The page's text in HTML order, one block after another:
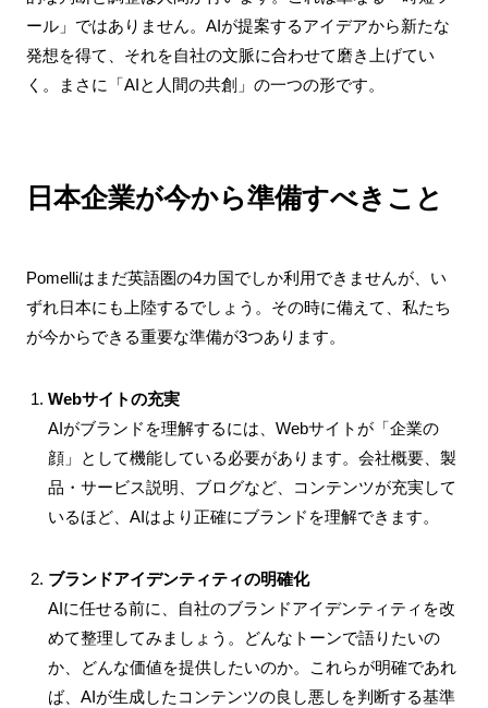
ール」ではありません。AIが提案するアイデアから新たな
発想を得て、それを自社の文脈に合わせて磨き上げてい
く。まさに「AIと人間の共創」の一つの形です。
日本企業が今から準備すべきこと
Pomelliはまだ英語圏の4カ国でしか利用できませんが、い
ずれ日本にも上陸するでしょう。その時に備えて、私たち
が今からできる重要な準備が3つあります。
Webサイトの充実
AIがブランドを理解するには、Webサイトが「企業の
顔」として機能している必要があります。会社概要、製
品・サービス説明、ブログなど、コンテンツが充実して
いるほど、AIはより正確にブランドを理解できます。
ブランドアイデンティティの明確化
AIに任せる前に、自社のブランドアイデンティティを改
めて整理してみましょう。どんなトーンで語りたいの
か、どんな価値を提供したいのか。これらが明確であれ
ば、AIが生成したコンテンツの良し悪しを判断する基準